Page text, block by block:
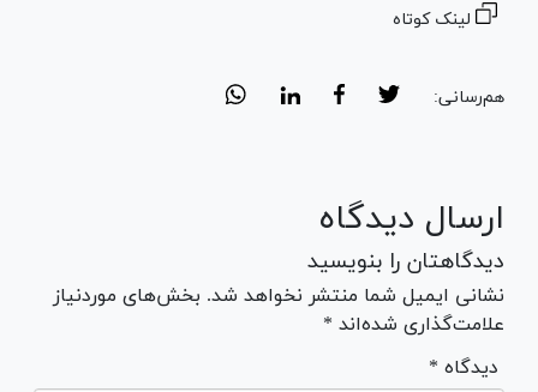
لینک کوتاه
هم‌رسانی:
ارسال دیدگاه
دیدگاهتان را بنویسید
نشانی ایمیل شما منتشر نخواهد شد. بخش‌های موردنیاز
علامت‌گذاری شده‌اند *
* دیدگاه